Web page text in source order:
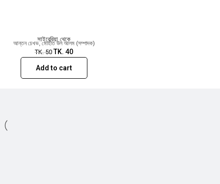
সাইবেরিয়া থেকে
আন্তন চেখভ,মোহীত উল আলম (সম্পাদক)
TK.50 TK. 40
Add to cart